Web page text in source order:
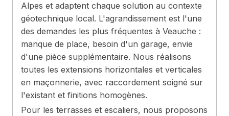
Alpes et adaptent chaque solution au contexte
géotechnique local. L'agrandissement est l'une
des demandes les plus fréquentes à Veauche :
manque de place, besoin d'un garage, envie
d'une pièce supplémentaire. Nous réalisons
toutes les extensions horizontales et verticales
en maçonnerie, avec raccordement soigné sur
l'existant et finitions homogènes.
Pour les terrasses et escaliers, nous proposons